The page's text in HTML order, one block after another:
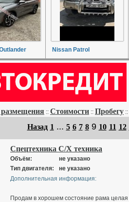
Nissan Patrol
размещения :: Стоимости :: Пробегу ::
Назад 1... 5 6 7 8 9 10 11 12
Спецтехника С/Х техника
Объём:
не указано
Тип двигателя:
не указано
Дополнительная информация:
Продам в хорошем состояние рама целая